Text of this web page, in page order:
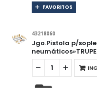
FAVORITOS
43218060
Jgo.Pistola p/